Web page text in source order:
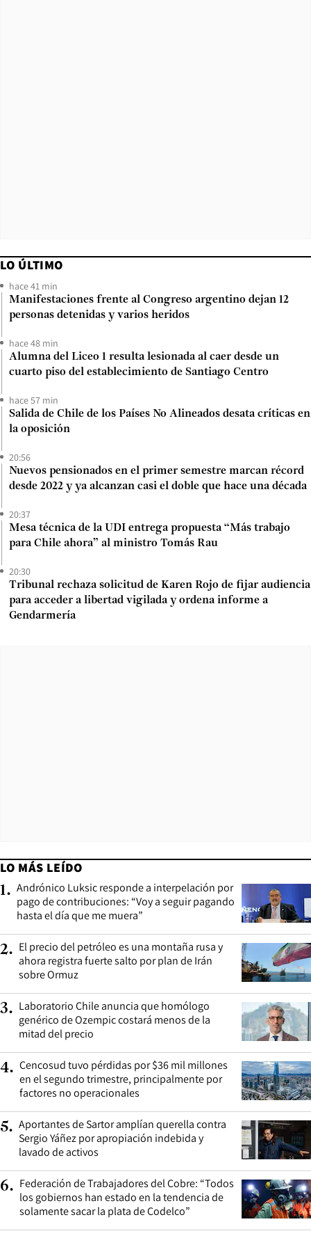
LO ÚLTIMO
hace 41 min
Manifestaciones frente al Congreso argentino dejan 12
personas detenidas y varios heridos
hace 48 min
Alumna del Liceo 1 resulta lesionada al caer desde un
cuarto piso del establecimiento de Santiago Centro
hace 57 min
Salida de Chile de los Países No Alineados desata críticas en
la oposición
20:56
Nuevos pensionados en el primer semestre marcan récord
desde 2022 y ya alcanzan casi el doble que hace una década
20:37
Mesa técnica de la UDI entrega propuesta “Más trabajo
para Chile ahora” al ministro Tomás Rau
20:30
Tribunal rechaza solicitud de Karen Rojo de fijar audiencia
para acceder a libertad vigilada y ordena informe a
Gendarmería
LO MÁS LEÍDO
1. Andrónico Luksic responde a interpelación por
pago de contribuciones: “Voy a seguir pagando
hasta el día que me muera”
2. El precio del petróleo es una montaña rusa y
ahora registra fuerte salto por plan de Irán
sobre Ormuz
3. Laboratorio Chile anuncia que homólogo
genérico de Ozempic costará menos de la
mitad del precio
4. Cencosud tuvo pérdidas por $36 mil millones
en el segundo trimestre, principalmente por
factores no operacionales
5. Aportantes de Sartor amplían querella contra
Sergio Yáñez por apropiación indebida y
lavado de activos
6. Federación de Trabajadores del Cobre: “Todos
los gobiernos han estado en la tendencia de
solamente sacar la plata de Codelco”